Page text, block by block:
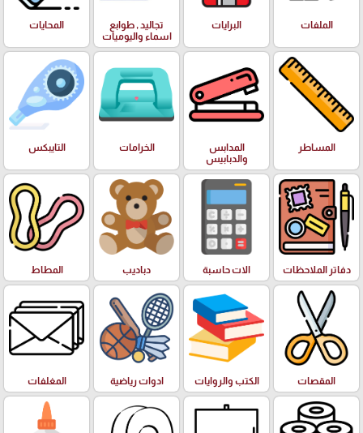
الملفات البرايات
تجاليد , طوابع
اسماء واليوميات
المحايات
المساطر
المدابس
والدبابيس
الخرامات التايبكس
دفاتر الملاحظات الات حاسبة دباديب المطاط
المقصات الكتب والروايات ادوات رياضية المغلفات